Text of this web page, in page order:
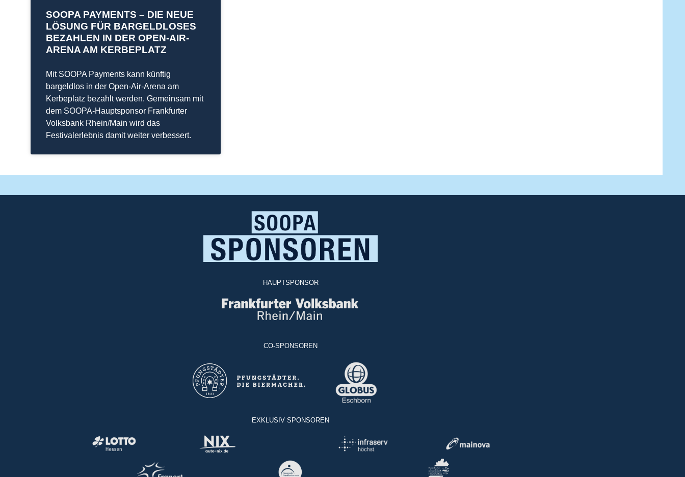
SOOPA PAYMENTS – DIE NEUE
LÖSUNG FÜR BARGELDLOSES
BEZAHLEN IN DER OPEN-AIR-
ARENA AM KERBEPLATZ
Mit SOOPA Payments kann künftig
bargeldlos in der Open-Air-Arena am
Kerbeplatz bezahlt werden. Gemeinsam mit
dem SOOPA-Hauptsponsor Frankfurter
Volksbank Rhein/Main wird das
Festivalerlebnis damit weiter verbessert.
HAUPTSPONSOR
CO-SPONSOREN
EXKLUSIV SPONSOREN